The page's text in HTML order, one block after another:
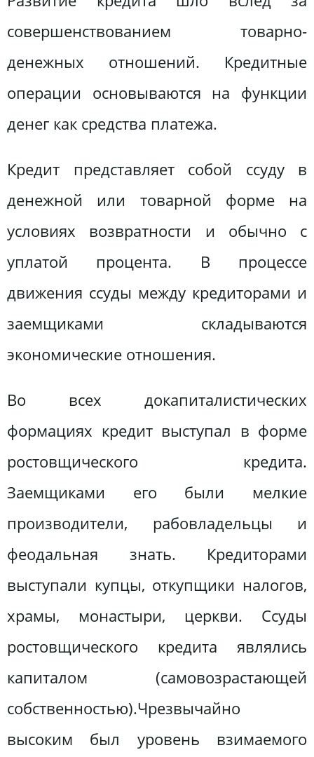
совершенствованием товарно-
денежных отношений. Кредитные
операции основываются на функции
денег как средства платежа.
Кредит представляет собой ссуду в
денежной или товарной форме на
условиях возвратности и обычно с
уплатой процента. В процессе
движения ссуды между кредиторами и
заемщиками складываются
экономические отношения.
Во всех докапиталистических
формациях кредит выступал в форме
ростовщического кредита.
Заемщиками его были мелкие
производители, рабовладельцы и
феодальная знать. Кредиторами
выступали купцы, откупщики налогов,
храмы, монастыри, церкви. Ссуды
ростовщического кредита являлись
капиталом (самовозрастающей
собственностью).Чрезвычайно
высоким был уровень взимаемого